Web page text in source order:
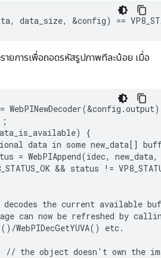
รายการเพื่อถอดรหัสรูปภาพทีละน้อย เมื่อ
{
data in some new_data[]
= WebPIAppend(idec,
&& status !=
the current available
can now be refreshed by
WebPIDecGetYUVA() etc.
// the object doesn't own the